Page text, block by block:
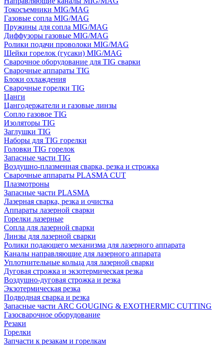
Токосъемники MIG/MAG
Газовые сопла MIG/MAG
Пружины для сопла MIG/MAG
Диффузоры газовые MIG/MAG
Ролики подачи проволоки MIG/MAG
Шейки горелок (гусаки) MIG/MAG
Сварочное оборудование для TIG сварки
Сварочные аппараты TIG
Блоки охлаждения
Сварочные горелки TIG
Цанги
Цангодержатели и газовые линзы
Сопло газовое TIG
Изоляторы TIG
Заглушки TIG
Наборы для TIG горелки
Головки TIG горелок
Запасные части TIG
Воздушно-плазменная сварка, резка и строжка
Сварочные аппараты PLASMA CUT
Плазмотроны
Запасные части PLASMA
Лазерная сварка, резка и очистка
Аппараты лазерной сварки
Горелки лазерные
Сопла для лазерной сварки
Линзы для лазерной сварки
Ролики подающего механизма для лазерного аппарата
Каналы направляющие для лазерного аппарата
Уплотнительные кольца для лазерной сварки
Дуговая строжка и экзотермическая резка
Воздушно-дуговая строжка и резка
Экзотермическая резка
Подводная сварка и резка
Запасные части ARC GOUGING & EXOTHERMIC CUTTING
Газосварочное оборудование
Резаки
Горелки
Запчасти к резакам и горелкам